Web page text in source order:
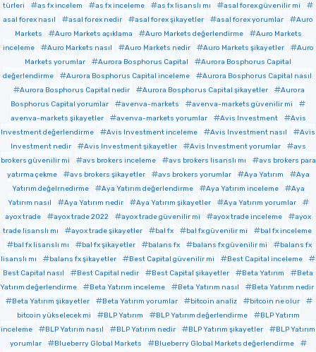
türleri
as fx incelem as fx inceleme as fx lisanslı mı
asal forex güvenilir mi
asal forex nasıl
asal forex nedir asal forex şikayetler asal forex yorumlar
Auro
Markets
Auro Markets açıklama Auro Markets değerlendirme
Auro Markets
inceleme
Auro Markets nasıl Auro Markets nedir Auro Markets şikayetler
Auro
Markets yorumlar
Aurora Bosphorus Capital
Aurora Bosphorus Capital
değerlendirme
Aurora Bosphorus Capital inceleme
Aurora Bosphorus Capital nasıl
Aurora Bosphorus Capital nedir
Aurora Bosphorus Capital şikayetler
Aurora
Bosphorus Capital yorumlar
avenva-markets
avenva-markets güvenilir mi
avenva-markets şikayetler
avenva-markets yorumlar Avis Investment
Avis
Investment değerlendirme
Avis Investment inceleme Avis Investment nasıl
Avis
Investment nedir
Avis Investment şikayetler Avis Investment yorumlar
avs
brokers güvenilir mi
avs brokers inceleme avs brokers lisanslı mı
avs brokers para
yatırma çekme
avs brokers şikayetler avs brokers yorumlar Aya Yatırım
Aya
Yatırım değelrnedirme
Aya Yatırım değerlendirme Aya Yatırım inceleme
Aya
Yatırım nasıl
Aya Yatırım nedir Aya Yatırım şikayetler
Aya Yatırım yorumlar
ayox trade
ayox trade 2022 ayox trade güvenilir mi ayox trade inceleme
ayox
trade lisanslı mı
ayox trade şikayetler bal fx bal fx güvenilir mi
bal fx inceleme
bal fx lisanslı mı
bal fx şikayetler balans fx balans fx güvenilir mi
balans fx
lisanslı mı
balans fx şikayetler Best Capital güvenilir mi
Best Capital inceleme
Best Capital nasıl
Best Capital nedir Best Capital şikayetler Beta Yatırım
Beta
Yatırım değerlendirme
Beta Yatırım inceleme Beta Yatırım nasıl
Beta Yatırım nedir
Beta Yatırım şikayetler
Beta Yatırım yorumlar bitcoin analiz
bitcoin ne olur
bitcoin yükselecek mi
BLP Yatırım BLP Yatırım değerlendirme
BLP Yatırım
inceleme
BLP Yatırım nasıl BLP Yatırım nedir BLP Yatırım şikayetler
BLP Yatırım
yorumlar
Blueberry Global Markets
Blueberry Global Markets değerlendirme